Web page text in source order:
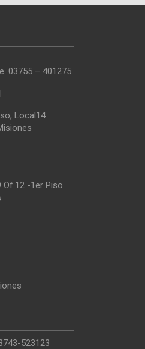
03755 – 401275
Local14
Of.12 -1er Piso
523123